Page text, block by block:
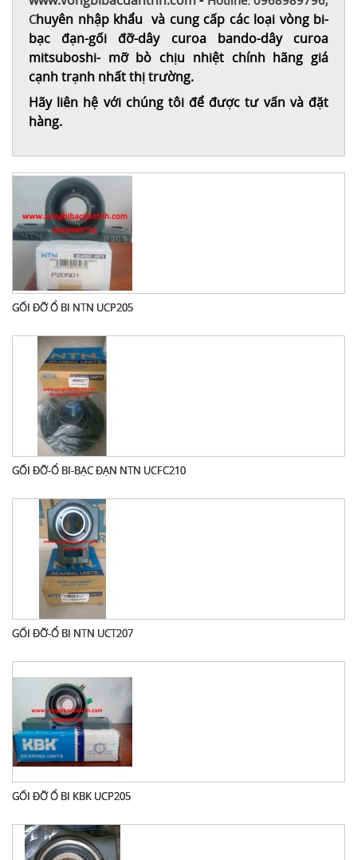
Chuyên nhập khẩu và cung cấp các loại vòng bi-
bạc đạn-gối đỡ-dây curoa bando-dây curoa
mitsuboshi- mỡ bò chịu nhiệt chính hãng giá
cạnh trạnh nhất thị trường.
Hãy liên hệ với chúng tôi để được tư vấn và đặt
hàng.
GỐI ĐỠ Ổ BI NTN UCP205
GỐI ĐỠ-Ổ BI-BẠC ĐẠN NTN UCFC210
GỐI ĐỠ-Ổ BI NTN UCT207
GỐI ĐỠ Ổ BI KBK UCP205